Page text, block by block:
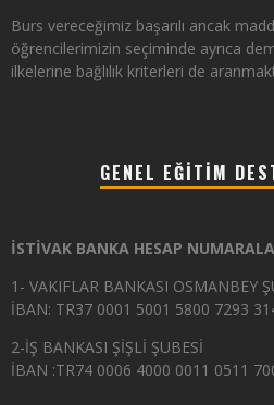
Burs vereceğimiz başarılı ancak
öğrencilerimizin seçiminde ayrıca
ilkelerine bağlılık kriterleri de
GENEL EĞITIM
İSTİVAK BANKA HESAP
1- VAKIFLAR BANKASI OSMANBEY
İBAN: TR37 0001 5001 5800 7293
2-İŞ BANKASI ŞİŞLİ ŞUBESİ
İBAN :TR74 0006 4000 0011 0511